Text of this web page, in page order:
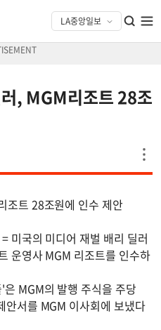
, MGM리조트 28조
조트 28조원에 인수 제안
미국의 미디어 재벌 배리 딜러
운영사 MGM 리조트를 인수하
MGM의 발행 주식을 주당
서를 MGM 이사회에 보냈다